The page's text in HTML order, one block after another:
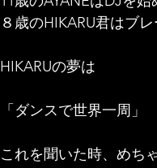
８歳のHIKARU君はブ
HIKARUの夢は
「ダンスで世界一周」
これを聞いた時、めち